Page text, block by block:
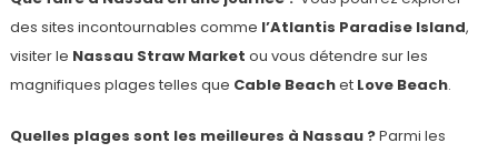
des sites incontournables comme l’Atlantis Paradise Island,
visiter le Nassau Straw Market ou vous détendre sur les
magnifiques plages telles que Cable Beachet Love Beach.
Quelles plages sont les meilleures à Nassau ?Parmi les